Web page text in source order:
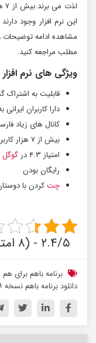
این نرم افزار وجود
مشاهده ادامه توضیحات
مطلب مراجعه کنید.
ویژگی های نرم
قابلیت به
دارا کاربران
کانال های زیاد
بیش از ۷ هزار کاربر آنلاین
امتیاز ۴.۳ در
گوگل
رایگان بودن
چتکردن با
۲.۴/۵ - (۸ امتیاز)
برنامه باهم برای هم
دانلود برنامه باهم نسخه ۹